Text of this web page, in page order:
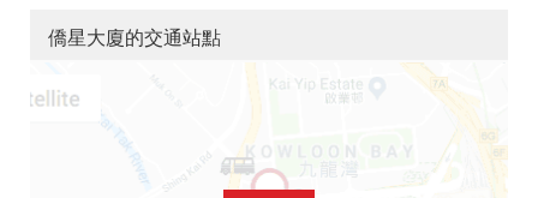
僑星大廈的交通站點